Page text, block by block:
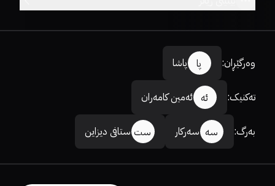
وەرگێڕان: پا پاشا
تەکنیک: ئە ئەمین کامەران
بەرگ: سە سەرکار ست ستافی دیزاین